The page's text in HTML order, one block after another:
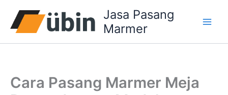
konten
Jasa Pasang
Marmer
Cara Pasang Marmer Meja